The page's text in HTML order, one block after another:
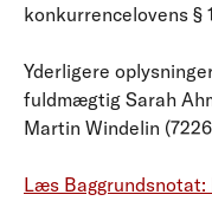
konkurrencelovens §
Yderligere
fuldmægtig Sarah
Martin Windelin
Læs